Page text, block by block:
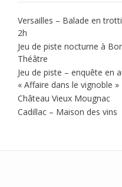
Versailles – Balade en
2h
Jeu de piste nocturne à
Théâtre
Jeu de piste – enquête en
« Affaire dans le vignoble »
Château Vieux Mougnac
Cadillac – Maison des vins